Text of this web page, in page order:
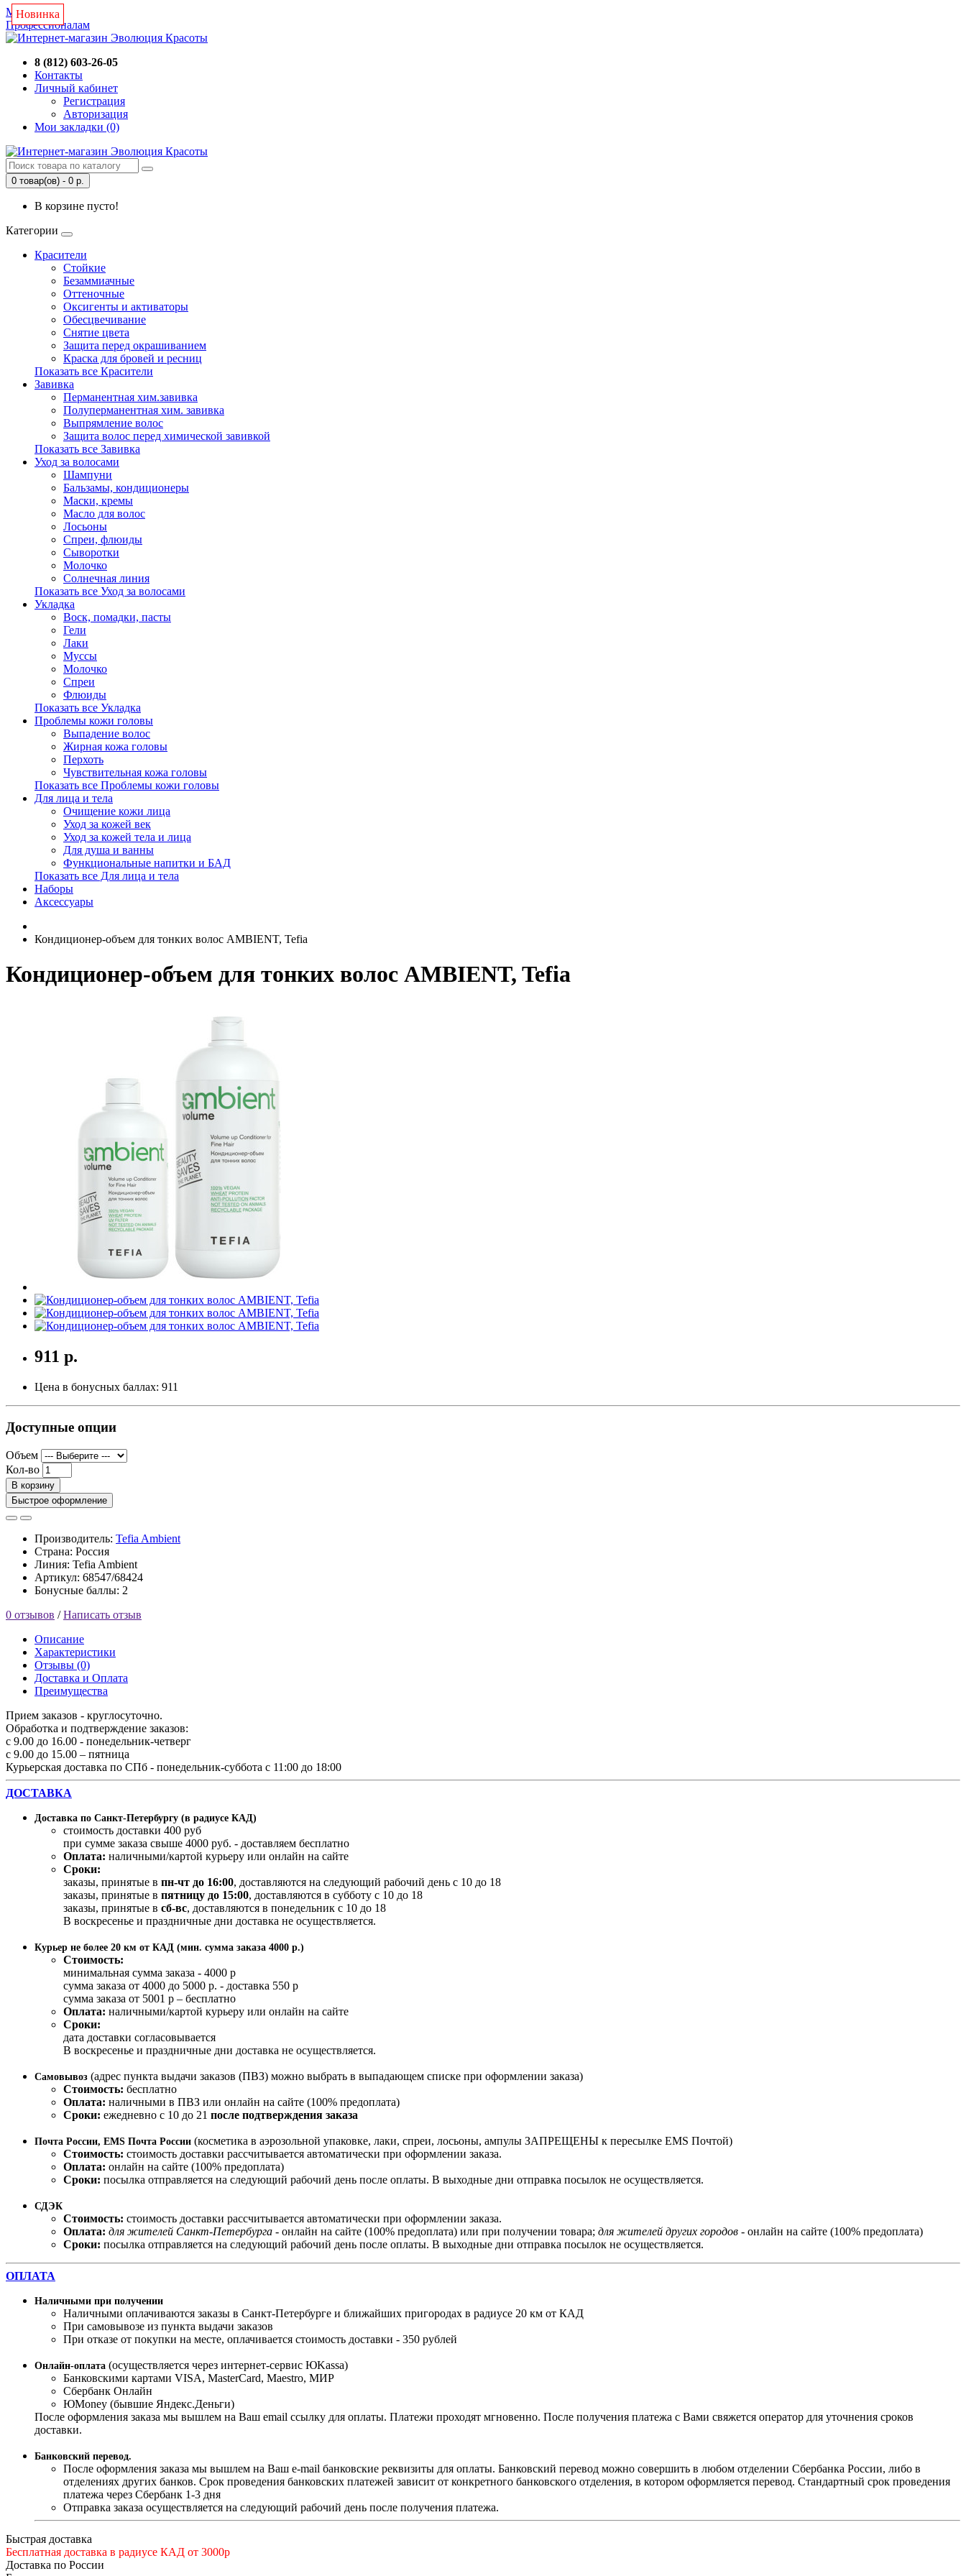
Магазин
Профессионалам
8 (812) 603-26-05
Контакты
Личный кабинет
Регистрация
Авторизация
Мои закладки (0)
0 товар(ов) - 0 р.
В корзине пусто!
Категории
Красители
Стойкие
Безаммиачные
Оттеночные
Оксигенты и активаторы
Обесцвечивание
Снятие цвета
Защита перед окрашиванием
Краска для бровей и ресниц
Показать все Красители
Завивка
Перманентная хим.завивка
Полуперманентная хим. завивка
Выпрямление волос
Защита волос перед химической завивкой
Показать все Завивка
Уход за волосами
Шампуни
Бальзамы, кондиционеры
Маски, кремы
Масло для волос
Лосьоны
Спреи, флюиды
Сыворотки
Молочко
Солнечная линия
Показать все Уход за волосами
Укладка
Воск, помадки, пасты
Гели
Лаки
Муссы
Молочко
Спреи
Флюиды
Показать все Укладка
Проблемы кожи головы
Выпадение волос
Жирная кожа головы
Перхоть
Чувствительная кожа головы
Показать все Проблемы кожи головы
Для лица и тела
Очищение кожи лица
Уход за кожей век
Уход за кожей тела и лица
Для душа и ванны
Функциональные напитки и БАД
Показать все Для лица и тела
Наборы
Аксессуары
Кондиционер-объем для тонких волос AMBIENT, Tefia
Кондиционер-объем для тонких волос AMBIENT, Tefia
Новинка
911 р.
Цена в бонусных баллах: 911
Доступные опции
Объем
Кол-во
В корзину
Быстрое оформление
Производитель: Tefia Ambient
Страна: Россия
Линия: Tefia Ambient
Артикул: 68547/68424
Бонусные баллы: 2
0 отзывов /Написать отзыв
Описание
Характеристики
Отзывы (0)
Доставка и Оплата
Преимущества
Прием заказов - круглосуточно.
Обработка и подтверждение заказов:
с 9.00 до 16.00 - понедельник-четверг
с 9.00 до 15.00 – пятница
Курьерская доставка по СПб - понедельник-суббота с 11:00 до 18:00
ДОСТАВКА
Доставка по Санкт-Петербургу (в радиусе КАД)
стоимость доставки 400 руб
при сумме заказа свыше 4000 руб. - доставляем бесплатно
Оплата: наличными/картой курьеру или онлайн на сайте
Сроки:
заказы, принятые в пн-чт до 16:00, доставляются на следующий рабочий день с 10 до 18
заказы, принятые в пятницу до 15:00, доставляются в субботу с 10 до 18
заказы, принятые в сб-вс, доставляются в понедельник с 10 до 18
В воскресенье и праздничные дни доставка не осуществляется.
Курьер не более 20 км от КАД (мин. сумма заказа 4000 р.)
Стоимость:
минимальная сумма заказа - 4000 р
сумма заказа от 4000 до 5000 р. - доставка 550 р
сумма заказа от 5001 р – бесплатно
Оплата: наличными/картой курьеру или онлайн на сайте
Сроки:
дата доставки согласовывается
В воскресенье и праздничные дни доставка не осуществляется.
Самовывоз (адрес пункта выдачи заказов (ПВЗ) можно выбрать в выпадающем списке при оформлении заказа)
Стоимость: бесплатно
Оплата: наличными в ПВЗ или онлайн на сайте (100% предоплата)
Сроки: ежедневно с 10 до 21 после подтверждения заказа
Почта России, EMS Почта России (косметика в аэрозольной упаковке, лаки, спреи, лосьоны, ампулы ЗАПРЕЩЕНЫ к пересылке EMS Почтой)
Стоимость: стоимость доставки рассчитывается автоматически при оформлении заказа.
Оплата: онлайн на сайте (100% предоплата)
Сроки: посылка отправляется на следующий рабочий день после оплаты. В выходные дни отправка посылок не осуществляется.
СДЭК
Стоимость: стоимость доставки рассчитывается автоматически при оформлении заказа.
Оплата: для жителей Санкт-Петербурга - онлайн на сайте (100% предоплата) или при получении товара; для жителей других городов - онлайн на сайте (100% предоплата)
Сроки: посылка отправляется на следующий рабочий день после оплаты. В выходные дни отправка посылок не осуществляется.
ОПЛАТА
Наличными при получении
Наличными оплачиваются заказы в Санкт-Петербурге и ближайших пригородах в радиусе 20 км от КАД
При самовывозе из пункта выдачи заказов
При отказе от покупки на месте, оплачивается стоимость доставки - 350 рублей
Онлайн-оплата (осуществляется через интернет-сервис ЮKassa)
Банковскими картами VISA, MasterСard, Maestro, МИР
Сбербанк Онлайн
ЮMoney (бывшие Яндекс.Деньги)
После оформления заказа мы вышлем на Ваш email ссылку для оплаты. Платежи проходят мгновенно. После получения платежа с Вами свяжется оператор для уточнения сроков
доставки.
Банковский перевод.
После оформления заказа мы вышлем на Ваш e-mail банковские реквизиты для оплаты. Банковский перевод можно совершить в любом отделении Сбербанка России, либо в
отделениях других банков. Срок проведения банковских платежей зависит от конкретного банковского отделения, в котором оформляется перевод. Стандартный срок проведения
платежа через Сбербанк 1-3 дня
Отправка заказа осуществляется на следующий рабочий день после получения платежа.
Быстрая доставка
Бесплатная доставка в радиусе КАД от 3000р
Доставка по России
Новинка
Новинка
Новинка